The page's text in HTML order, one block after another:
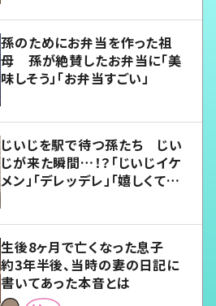
孫のためにお弁当を作った祖
母 孫が絶賛したお弁当に「美
味しそう」「お弁当すごい」
じいじを駅で待つ孫たち じい
じが来た瞬間…！？「じいじイケ
メン」「デレッデレ」「嬉しくて可
生後8ヶ月で亡くなった息子
約3年半後、当時の妻の日記に
書いてあった本音とは